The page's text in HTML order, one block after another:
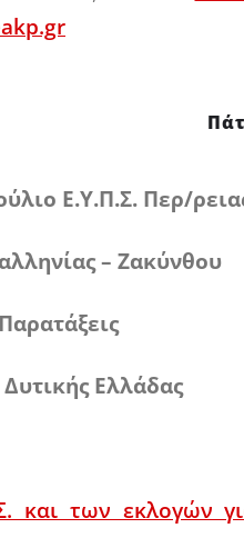
Περ/ρειας
– Ζακύνθου
Ελλάδας
και των εκλογών